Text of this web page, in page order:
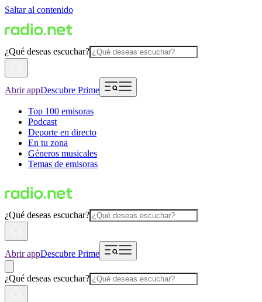
Saltar al contenido
¿Qué deseas escuchar?
Abrir appDescubre Prime
Top 100 emisoras
Podcast
Deporte en directo
En tu zona
Géneros musicales
Temas de emisoras
¿Qué deseas escuchar?
Abrir appDescubre Prime
¿Qué deseas escuchar?